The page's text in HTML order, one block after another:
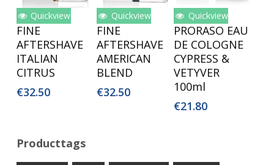
Toevoegen
Winkelwagen
Quickview
FINE
AFTERSHAVE
ITALIAN
CITRUS
€32.50
Lees Verder
Quickview
FINE
AFTERSHAVE
AMERICAN
BLEND
€32.50
Toevoegen
Aan
Winkelwagen
Quickview
PRORASO EAU
DE COLOGNE
CYPRESS &
VETYVER
100ml
€21.80
Producttags